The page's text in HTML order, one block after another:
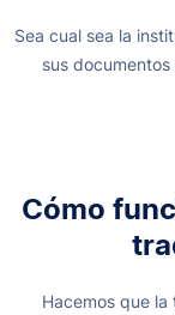
Sea cual sea la
sus
Cómo
Hacemos que